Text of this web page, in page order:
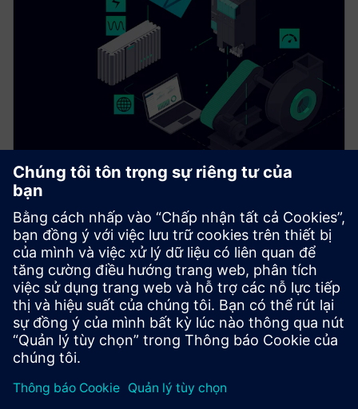
Drivetrain Analyzer Edge​
Monitor and analyze data from your SINAMICS drives
in real time using AI. Drivetrain Analyzer Edge
increases system availability and optimizes energy
consumption.